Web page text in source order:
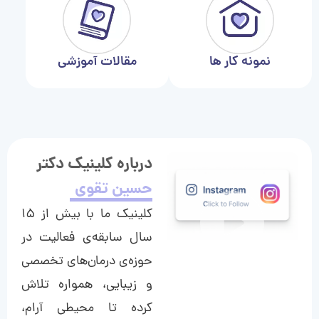
نمونه کار ها مقالات آموزشی
درباره کلینیک دکتر
حسین تقوی
کلینیک ما با بیش از ۱۵
سال سابقه‌ی فعالیت در
حوزه‌ی درمان‌های تخصصی
و زیبایی، همواره تلاش
کرده تا محیطی آرام،